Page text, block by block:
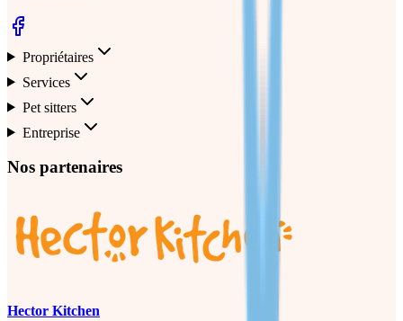
Propriétaires
Services
Pet sitters
Entreprise
Nos partenaires
Hector Kitchen